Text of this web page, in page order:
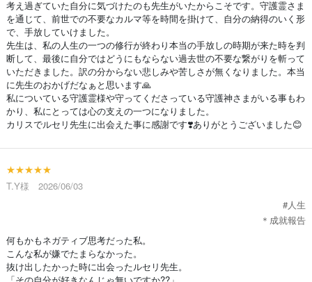
考え過ぎていた自分に気づけたのも先生がいたからこそです。守護霊さま
を通じて、前世での不要なカルマ等を時間を掛けて、自分の納得のいく形
で、手放していけました。
先生は、私の人生の一つの修行が終わり本当の手放しの時期が来た時を判
断して、最後に自分ではどうにもならない過去世の不要な繋がりを斬って
いただきました。訳の分からない悲しみや苦しさが無くなりました。本当
に先生のおかげだなぁと思います🙏
私についている守護霊様や守ってくださっている守護神さまがいる事もわ
かり、私にとっては心の支えの一つになりました。
カリスでルセリ先生に出会えた事に感謝です❣️ありがとうございました😊
★★★★★
T.Y様 2026/06/03
#人生
＊成就報告
何もかもネガティブ思考だった私。
こんな私が嫌でたまらなかった。
抜け出したかった時に出会ったルセリ先生。